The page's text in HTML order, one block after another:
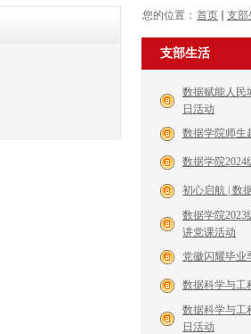
您的位置： 首页 支部
支部生活
数据赋能人民
日活动
数据学院师生
数据学院
初心启航 | 数
数据学院
讲党课活动
党徽闪耀毕业
数据科学与工
数据科学与工
日活动